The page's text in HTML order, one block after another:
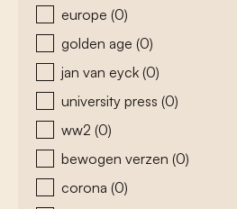
europe (0)
golden age (0)
jan van eyck (0)
university press (0)
ww2 (0)
bewogen verzen (0)
corona (0)